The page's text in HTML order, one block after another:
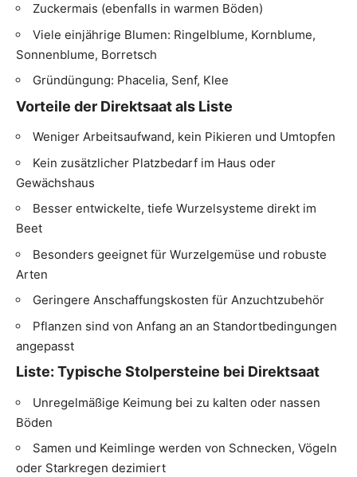
Zuckermais (ebenfalls in warmen Böden)
Viele einjährige Blumen: Ringelblume, Kornblume,
Sonnenblume, Borretsch
Gründüngung: Phacelia, Senf, Klee
Vorteile der Direktsaat als Liste
Weniger Arbeitsaufwand, kein Pikieren und Umtopfen
Kein zusätzlicher Platzbedarf im Haus oder
Gewächshaus
Besser entwickelte, tiefe Wurzelsysteme direkt im
Beet
Besonders geeignet für Wurzelgemüse und robuste
Arten
Geringere Anschaffungskosten für Anzuchtzubehör
Pflanzen sind von Anfang an an Standortbedingungen
angepasst
Liste: Typische Stolpersteine bei Direktsaat
Unregelmäßige Keimung bei zu kalten oder nassen
Böden
Samen und Keimlinge werden von Schnecken, Vögeln
oder Starkregen dezimiert